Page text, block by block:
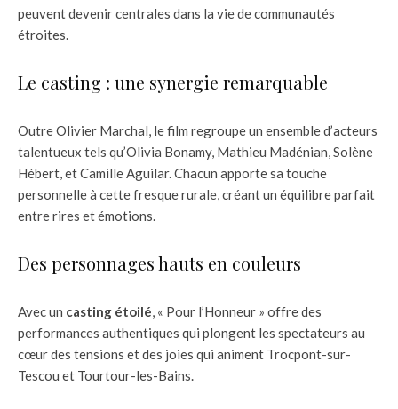
peuvent devenir centrales dans la vie de communautés
étroites.
Le casting : une synergie remarquable
Outre Olivier Marchal, le film regroupe un ensemble d’acteurs
talentueux tels qu’Olivia Bonamy, Mathieu Madénian, Solène
Hébert, et Camille Aguilar. Chacun apporte sa touche
personnelle à cette fresque rurale, créant un équilibre parfait
entre rires et émotions.
Des personnages hauts en couleurs
Avec un casting étoilé , « Pour l’Honneur » offre des
performances authentiques qui plongent les spectateurs au
cœur des tensions et des joies qui animent Trocpont-sur-
Tescou et Tourtour-les-Bains.